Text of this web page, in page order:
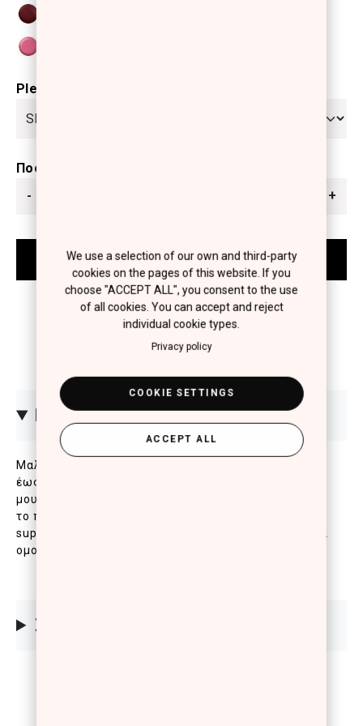
Please select
Ποσότητα
-
+
ΠΕΡΙΓΡΑΦΗ
Μαλακό μολύβι χειλιών που παραμένει αναλλοίωτο
έως και 7 ώρες. Πρωτοποριακή σύνθεση που δεν
μουτζουρώνει, δεν ξεθωριάζει και δεν φεύγει από
το περίγραμμα των χειλιών και μοναδική υφή για
super εύκολη εφαρμογή, πλούσιο, γεμάτο χρώμα και
ομοιόμορφο αποτέλεσμα.
ΣΥΣΤΑΤΙΚΑ
We use a selection of our own and third-party
cookies on the pages of this website. If you
choose "ACCEPT ALL", you consent to the use
of all cookies. You can accept and reject
individual cookie types.
Privacy policy
COOKIE SETTINGS
ACCEPT ALL